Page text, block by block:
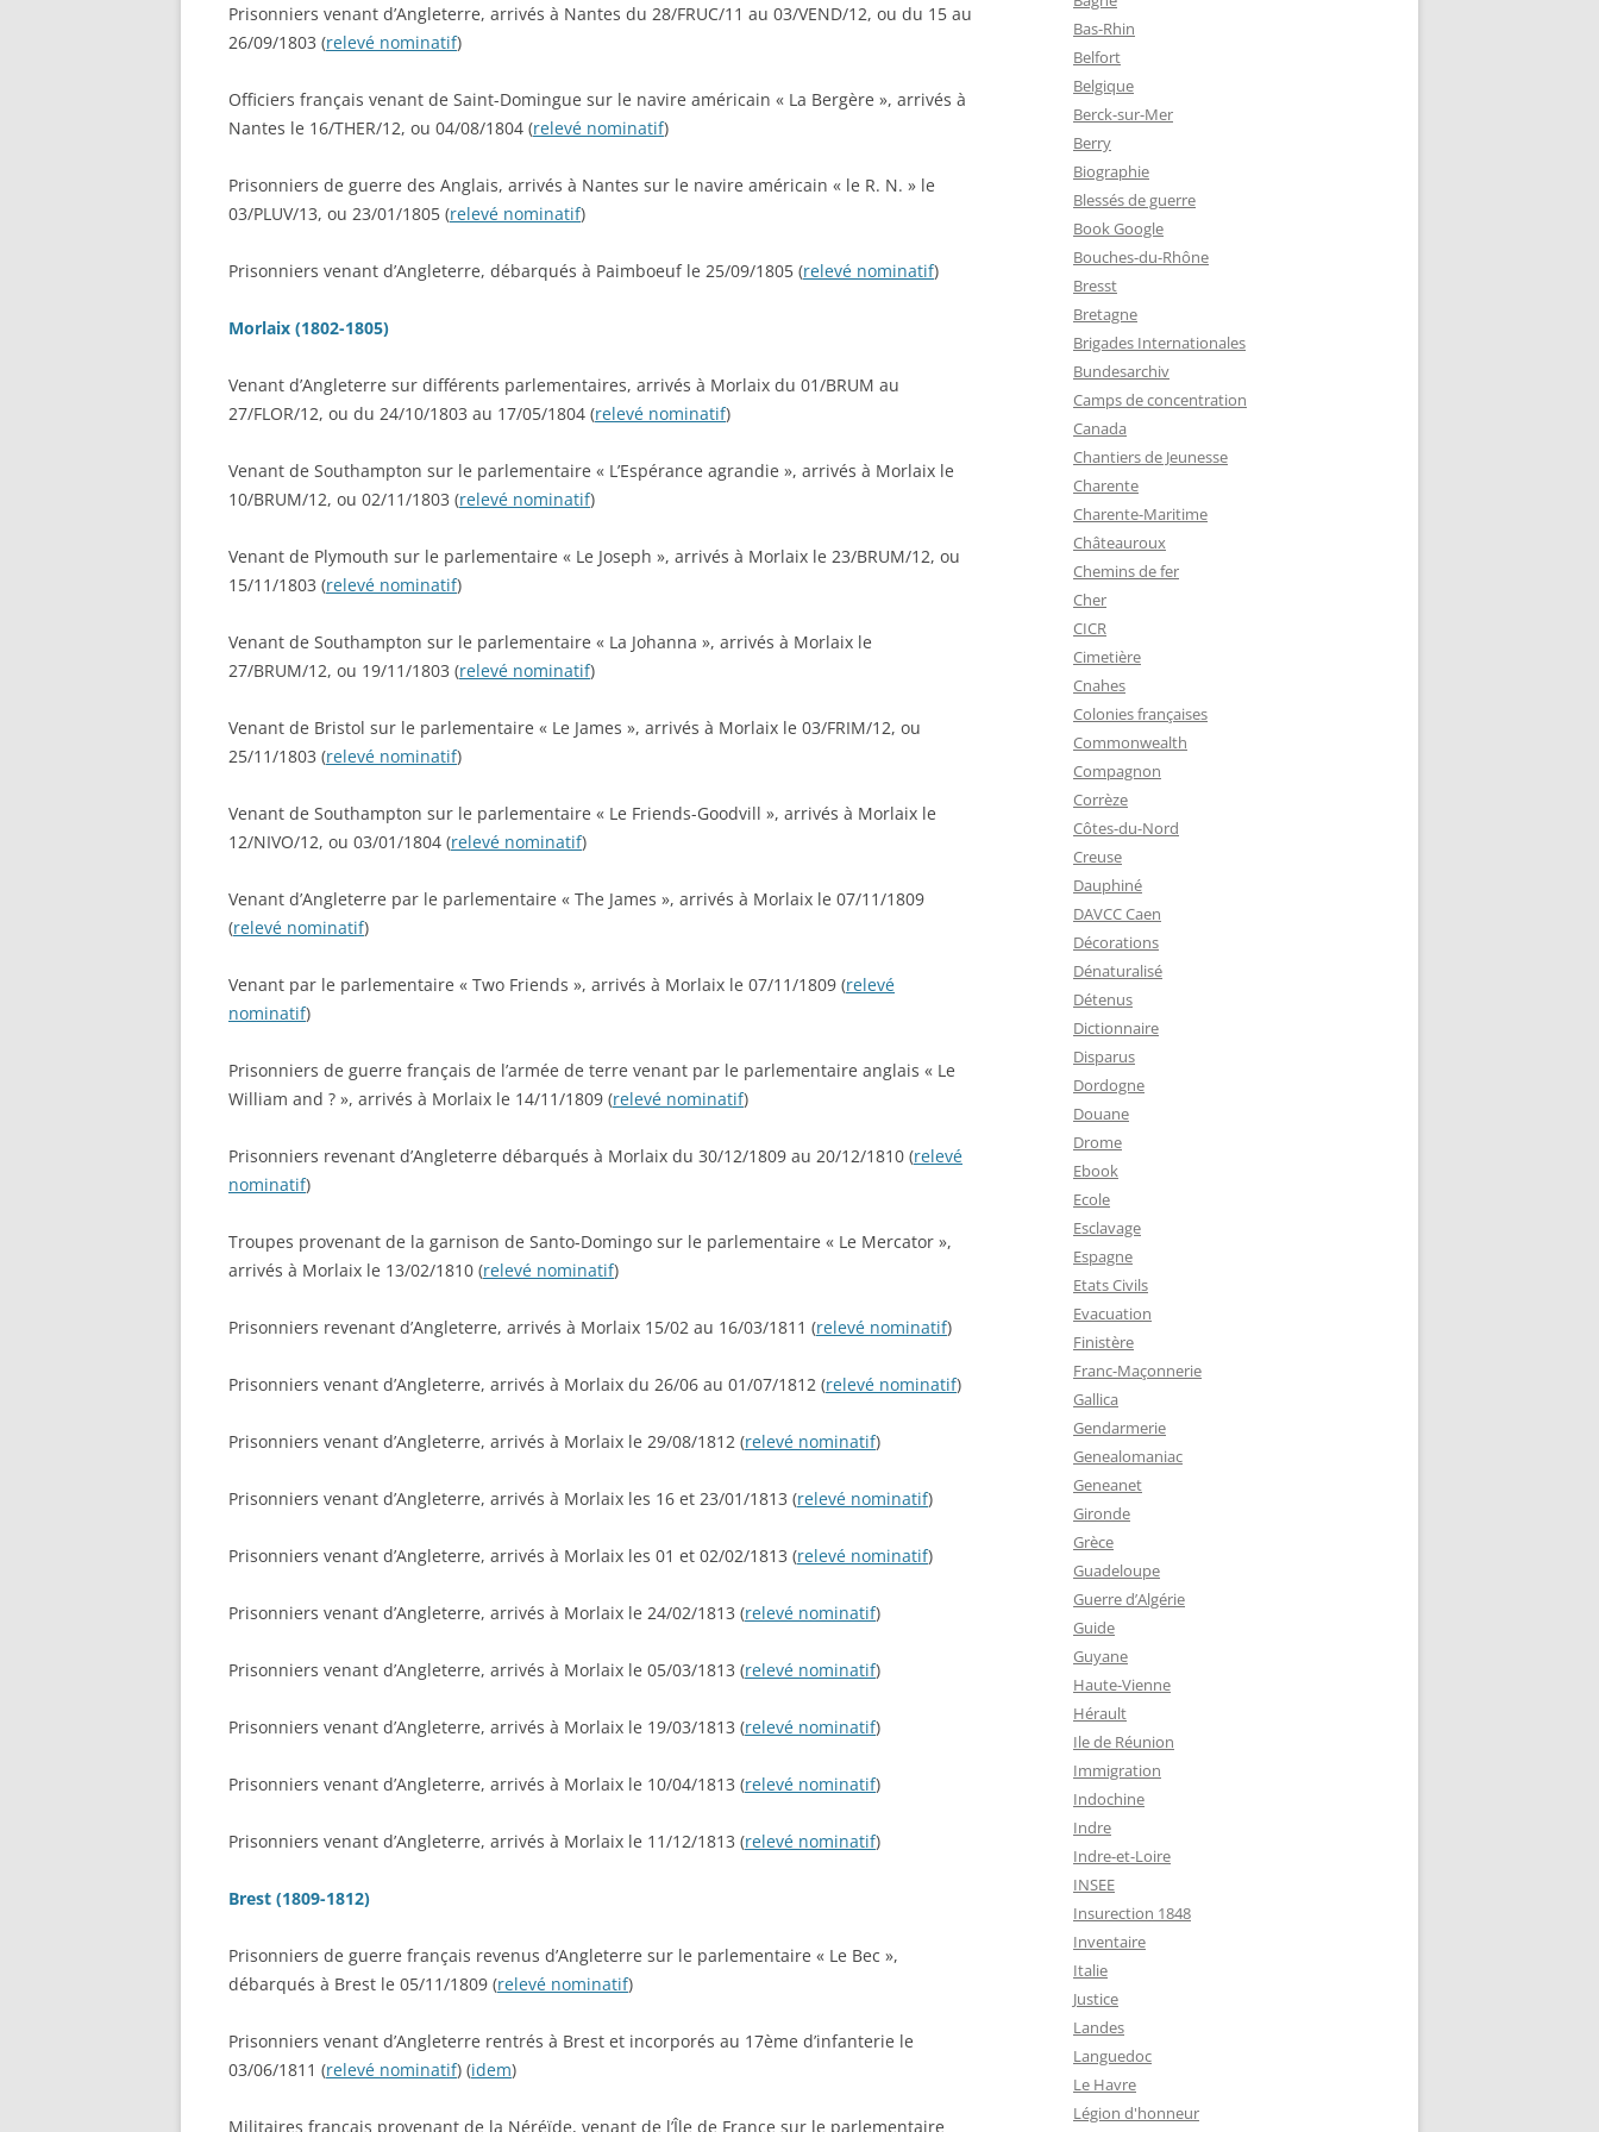
PRESSE
AU DÉPARTEMENT DE BELFORT
INCURABLES ÉVACUÉE SUR LA
CORRÈZE PAR TRAIN SANITAIRE
LISTE DES ÉTRANGERS ET
D’INTERNEMENT DE VERNET
DÉCEMBRE 1942.
L’ARMÉE DE VERSAILLES – 1871
FRANÇAIS: À TRAVERS LES
ARCHIVES DE LA GRANDE
AUSGABE FÜR DEN GEWEHR- UND
ANNUAIRE DES PRINCIPAUX
HÔPITAUX DANS LESQUELS SONT
1917
MATHAUSEN
LES MOUTIERS-EN-RETZ – PLAQUE
DE SÉPULTURE DES FRÈRES
LES MOUTIERS-EN-RETZ :
L’ENSEIGNE DE VAISSEAU LEROUX
Prisonniers venant d’Angleterre, arrivés à Nantes du 28/FRUC/11 au 03/VEND/12, ou du 15 au
26/09/1803 (relevé nominatif)
Officiers français venant de Saint-Domingue sur le navire américain « La Bergère », arrivés à
Nantes le 16/THER/12, ou 04/08/1804 (relevé nominatif)
Prisonniers de guerre des Anglais, arrivés à Nantes sur le navire américain « le R. N. » le
03/PLUV/13, ou 23/01/1805 (relevé nominatif)
Prisonniers venant d’Angleterre, débarqués à Paimboeuf le 25/09/1805 (relevé nominatif)
Morlaix (1802-1805)
Venant d’Angleterre sur différents parlementaires, arrivés à Morlaix du 01/BRUM au
27/FLOR/12, ou du 24/10/1803 au 17/05/1804 (relevé nominatif)
Venant de Southampton sur le parlementaire « L’Espérance agrandie », arrivés à Morlaix le
10/BRUM/12, ou 02/11/1803 (relevé nominatif)
Venant de Plymouth sur le parlementaire « Le Joseph », arrivés à Morlaix le 23/BRUM/12, ou
15/11/1803 (relevé nominatif)
Venant de Southampton sur le parlementaire « La Johanna », arrivés à Morlaix le
27/BRUM/12, ou 19/11/1803 (relevé nominatif)
Venant de Bristol sur le parlementaire « Le James », arrivés à Morlaix le 03/FRIM/12, ou
25/11/1803 (relevé nominatif)
Venant de Southampton sur le parlementaire « Le Friends-Goodvill », arrivés à Morlaix le
12/NIVO/12, ou 03/01/1804 (relevé nominatif)
Venant d’Angleterre par le parlementaire « The James », arrivés à Morlaix le 07/11/1809
(relevé nominatif)
Venant par le parlementaire « Two Friends », arrivés à Morlaix le 07/11/1809 (relevé
nominatif)
Prisonniers de guerre français de l’armée de terre venant par le parlementaire anglais « Le
William and ? », arrivés à Morlaix le 14/11/1809 (relevé nominatif)
Prisonniers revenant d’Angleterre débarqués à Morlaix du 30/12/1809 au 20/12/1810 (relevé
nominatif)
Troupes provenant de la garnison de Santo-Domingo sur le parlementaire « Le Mercator »,
arrivés à Morlaix le 13/02/1810 (relevé nominatif)
Prisonniers revenant d’Angleterre, arrivés à Morlaix 15/02 au 16/03/1811 (relevé nominatif)
Prisonniers venant d’Angleterre, arrivés à Morlaix du 26/06 au 01/07/1812 (relevé nominatif)
Prisonniers venant d’Angleterre, arrivés à Morlaix le 29/08/1812 (relevé nominatif)
Prisonniers venant d’Angleterre, arrivés à Morlaix les 16 et 23/01/1813 (relevé nominatif)
Prisonniers venant d’Angleterre, arrivés à Morlaix les 01 et 02/02/1813 (relevé nominatif)
Prisonniers venant d’Angleterre, arrivés à Morlaix le 24/02/1813 (relevé nominatif)
Prisonniers venant d’Angleterre, arrivés à Morlaix le 05/03/1813 (relevé nominatif)
Prisonniers venant d’Angleterre, arrivés à Morlaix le 19/03/1813 (relevé nominatif)
Prisonniers venant d’Angleterre, arrivés à Morlaix le 10/04/1813 (relevé nominatif)
Prisonniers venant d’Angleterre, arrivés à Morlaix le 11/12/1813 (relevé nominatif)
Brest (1809-1812)
Prisonniers de guerre français revenus d’Angleterre sur le parlementaire « Le Bec »,
débarqués à Brest le 05/11/1809 (relevé nominatif)
Prisonniers venant d’Angleterre rentrés à Brest et incorporés au 17ème d’infanterie le
03/06/1811 (relevé nominatif) (idem)
Militaires français provenant de la Néréïde, venant de l’Île de France sur le parlementaire
Bas-Rhin
Belfort
Belgique
Berck-sur-Mer
Berry
Biographie
Blessés de guerre
Book Google
Bouches-du-Rhône
Bresst
Bretagne
Brigades Internationales
Bundesarchiv
Camps de concentration
Canada
Chantiers de Jeunesse
Charente
Charente-Maritime
Châteauroux
Chemins de fer
Cher
CICR
Cimetière
Cnahes
Colonies françaises
Commonwealth
Compagnon
Corrèze
Côtes-du-Nord
Creuse
Dauphiné
DAVCC Caen
Décorations
Dénaturalisé
Détenus
Dictionnaire
Disparus
Dordogne
Douane
Drome
Ebook
Ecole
Esclavage
Espagne
Etats Civils
Evacuation
Finistère
Franc-Maçonnerie
Gallica
Gendarmerie
Genealomaniac
Geneanet
Gironde
Grèce
Guadeloupe
Guerre d’Algérie
Guide
Guyane
Haute-Vienne
Hérault
Ile de Réunion
Immigration
Indochine
Indre
Indre-et-Loire
INSEE
Insurection 1848
Inventaire
Italie
Justice
Landes
Languedoc
Le Havre
Légion d'honneur